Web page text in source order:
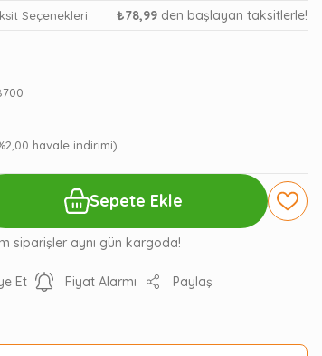
Seçenekleri ₺78,99 den başlayan taksitlerle!
havale indirimi)
Sepete Ekle
siparişler aynı gün kargoda!
Et Fiyat Alarmı
Paylaş